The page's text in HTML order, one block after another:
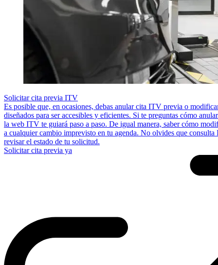
Solicitar cita previa ITV
Es posible que, en ocasiones, debas anular cita ITV previa o
diseñados para ser accesibles y eficientes. Si te preguntas cómo
la web ITV te guiará paso a paso. De igual manera, saber cómo
a cualquier cambio imprevisto en tu agenda. No olvides que
revisar el estado de tu solicitud.
Solicitar cita previa ya